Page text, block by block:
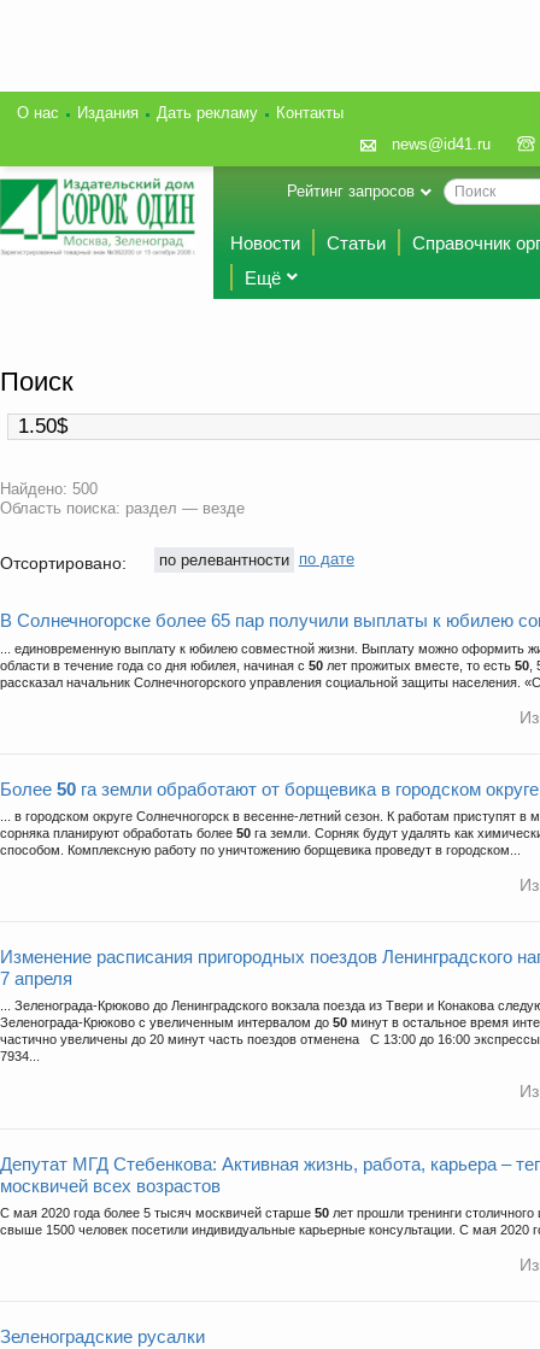
О нас Издания Дать рекламу
Контакты
news@id41.ru
Рейтинг запросов
Новости Статьи
Справочник
Ещё
Поиск
Найдено: 500
Область поиска: раздел — везде
Отсортировано: по релевантности по дате
В Солнечногорске более 65 пар получили выплаты к юбилею
... единовременную выплату к юбилею совместной жизни. Выплату можно оформить
области в течение года со дня юбилея, начиная с 50 лет прожитых вместе, то есть 50
рассказал начальник Солнечногорского управления социальной защиты населения.
Более 50 га земли обработают от борщевика в городском
... в городском округе Солнечногорск в весенне-летний сезон. К работам приступят в
сорняка планируют обработать более 50 га земли. Сорняк будут удалять как
способом. Комплексную работу по уничтожению борщевика проведут в городском...
Изменение расписания пригородных поездов Ленинградского
7 апреля
... Зеленограда-Крюково до Ленинградского вокзала поезда из Твери и Конакова
Зеленограда-Крюково с увеличенным интервалом до 50 минут в остальное время
частично увеличены до 20 минут часть поездов отменена С 13:00 до 16:00
7934...
Депутат МГД Стебенкова: Активная жизнь, работа, карьера –
москвичей всех возрастов
С мая 2020 года более 5 тысяч москвичей старше 50 лет прошли тренинги
свыше 1500 человек посетили индивидуальные карьерные консультации. С мая 2020
Зеленоградские русалки